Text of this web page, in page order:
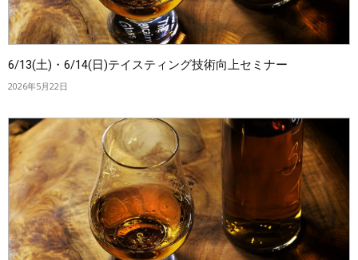
6/13(土)・6/14(日)テイスティング技術向上セミナー
2026年5月22日